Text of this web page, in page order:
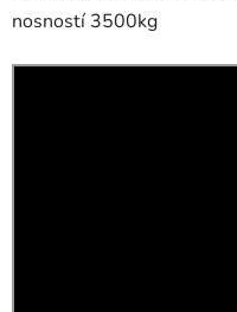
nosností 3500kg